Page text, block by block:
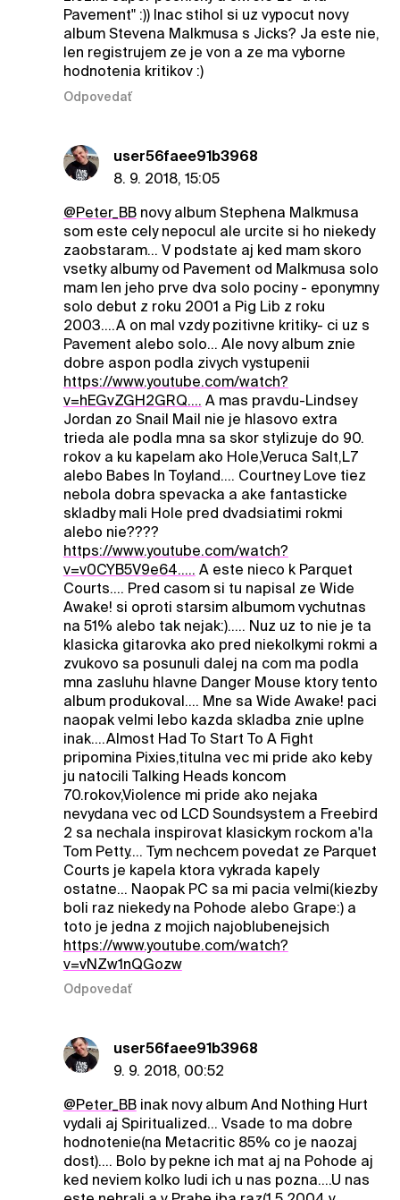
Pavement" :)) Inac stihol si uz vypocut novy
album Stevena Malkmusa s Jicks? Ja este nie,
len registrujem ze je von a ze ma vyborne
hodnotenia kritikov :)
Odpovedať
user56faee91b3968
8. 9. 2018, 15:05
@Peter_BBnovy album Stephena Malkmusa
som este cely nepocul ale urcite si ho niekedy
zaobstaram... V podstate aj ked mam skoro
vsetky albumy od Pavement od Malkmusa solo
mam len jeho prve dva solo pociny - eponymny
solo debut z roku 2001 a Pig Lib z roku
2003....A on mal vzdy pozitivne kritiky- ci uz s
Pavement alebo solo... Ale novy album znie
dobre aspon podla zivych vystupenii
https://www.youtube.com/watch?
v=hEGvZGH2GRQ.... A mas pravdu-Lindsey
Jordan zo Snail Mail nie je hlasovo extra
trieda ale podla mna sa skor stylizuje do 90.
rokov a ku kapelam ako Hole,Veruca Salt,L7
alebo Babes In Toyland.... Courtney Love tiez
nebola dobra spevacka a ake fantasticke
skladby mali Hole pred dvadsiatimi rokmi
alebo nie????
https://www.youtube.com/watch?
v=v0CYB5V9e64..... A este nieco k Parquet
Courts.... Pred casom si tu napisal ze Wide
Awake! si oproti starsim albumom vychutnas
na 51% alebo tak nejak:)..... Nuz uz to nie je ta
klasicka gitarovka ako pred niekolkymi rokmi a
zvukovo sa posunuli dalej na com ma podla
mna zasluhu hlavne Danger Mouse ktory tento
album produkoval.... Mne sa Wide Awake! paci
naopak velmi lebo kazda skladba znie uplne
inak....Almost Had To Start To A Fight
pripomina Pixies,titulna vec mi pride ako keby
ju natocili Talking Heads koncom
70.rokov,Violence mi pride ako nejaka
nevydana vec od LCD Soundsystem a Freebird
2 sa nechala inspirovat klasickym rockom a'la
Tom Petty.... Tym nechcem povedat ze Parquet
Courts je kapela ktora vykrada kapely
ostatne... Naopak PC sa mi pacia velmi(kiezby
boli raz niekedy na Pohode alebo Grape:) a
toto je jedna z mojich najoblubenejsich
https://www.youtube.com/watch?
v=vNZw1nQGozw
Odpovedať
user56faee91b3968
9. 9. 2018, 00:52
@Peter_BBinak novy album And Nothing Hurt
vydali aj Spiritualized... Vsade to ma dobre
hodnotenie(na Metacritic 85% co je naozaj
dost).... Bolo by pekne ich mat aj na Pohode aj
ked neviem kolko ludi ich u nas pozna....U nas